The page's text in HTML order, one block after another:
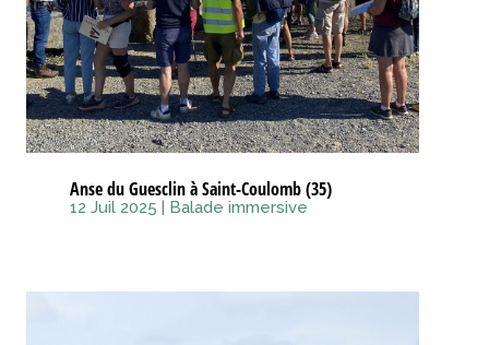
Anse du Guesclin à Saint-Coulomb (35)
12 Juil 2025 | Balade immersive